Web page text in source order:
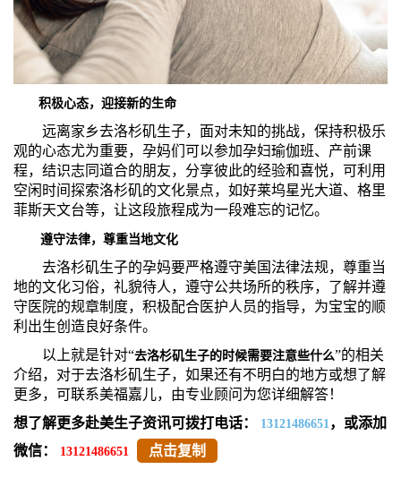
积极心态，迎接新的生命
远离家乡去洛杉矶生子，面对未知的挑战，保持积极乐
观的心态尤为重要，孕妈们可以参加孕妇瑜伽班、产前课
程，结识志同道合的朋友，分享彼此的经验和喜悦，可利用
空闲时间探索洛杉矶的文化景点，如好莱坞星光大道、格里
菲斯天文台等，让这段旅程成为一段难忘的记忆。
遵守法律，尊重当地文化
去洛杉矶生子的孕妈要严格遵守美国法律法规，尊重当
地的文化习俗，礼貌待人，遵守公共场所的秩序，了解并遵
守医院的规章制度，积极配合医护人员的指导，为宝宝的顺
利出生创造良好条件。
以上就是针对“去洛杉矶生子的时候需要注意些什么”的相关
介绍，对于去洛杉矶生子，如果还有不明白的地方或想了解
更多，可联系美福嘉儿，由专业顾问为您详细解答！
想了解更多赴美生子资讯可拨打电话：
13121486651 ，或添加
微信：
13121486651 点击复制